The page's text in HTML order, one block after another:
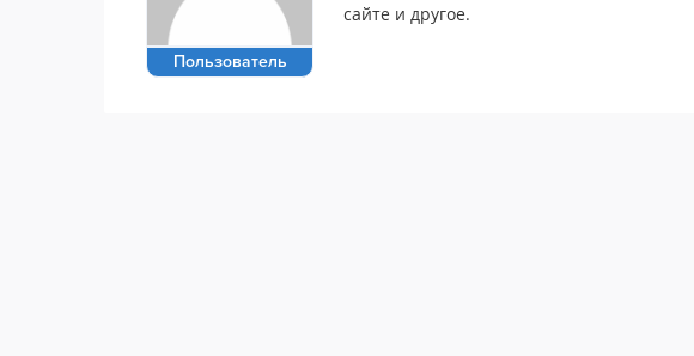
Пользователь
сайте и другое.